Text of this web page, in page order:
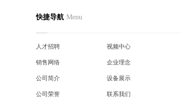
企业理念
设备展示
快捷导航 Menu
人才招聘 视频中心
销售网络 企业理念
公司简介 设备展示
公司荣誉 联系我们